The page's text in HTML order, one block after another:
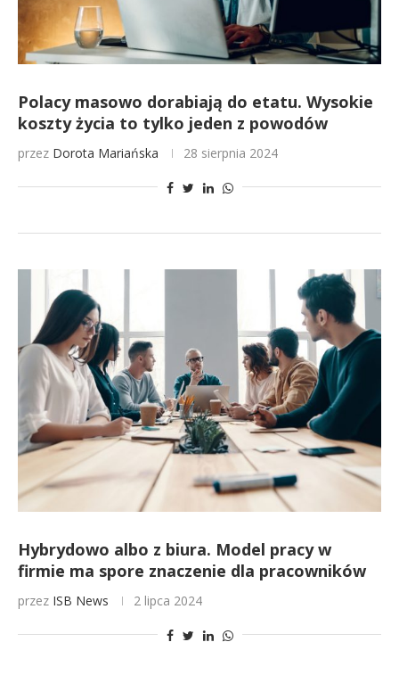
Polacy masowo dorabiają do etatu. Wysokie
koszty życia to tylko jeden z powodów
przez Dorota Mariańska 28 sierpnia 2024
Hybrydowo albo z biura. Model pracy w
firmie ma spore znaczenie dla pracowników
przez ISB News 2 lipca 2024